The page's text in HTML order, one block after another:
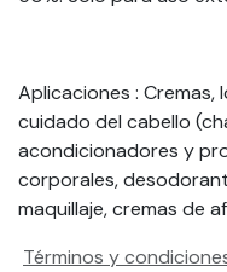
Aplicaciones : Cremas,
cuidado del cabello
acondicionadores y
corporales,
maquillaje, cremas de
Términos y